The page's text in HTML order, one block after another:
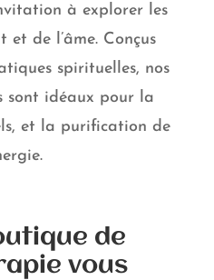
à explorer les
et de l’âme. Conçus
spirituelles, nos
sont idéaux pour la
et la purification de
de
vous